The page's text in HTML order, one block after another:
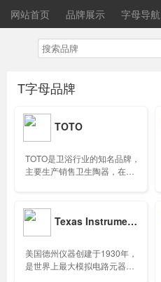
网站首页 品牌展示 字母导航
T字母品牌
TOTO
TOTO是卫浴行业的知名品牌，
主要生产销售卫生陶器，在日
Texas Instruments
美国德州仪器创建于1930年，
是世界上最大模拟电路元器件